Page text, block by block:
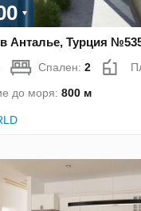
Анталье, Турция
Спален:2
до моря:800 м